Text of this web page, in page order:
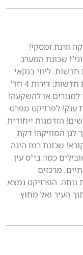
וגינת זמסקי!
סימפוני”! שכונת המערב
לציון. תוספת של 10 דירות חדשות. ליווי בנקאי
וערבויות לרוכשים! למכירה בפרויקט דירות חדשות: דירות 4 חד’
למגורים או להשקעה!
חד’ עם מרפסות ענק! לפרויקט מפרט
הזדמנות ייחודית
לגן המוזיקה! דקת
שכונת רמז הינה
כמו: בי”ס עין
מרכזים
נוחה. הפרויקט נמצא
העיר ואל מחוץ